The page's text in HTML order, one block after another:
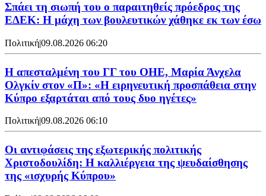
Σπάει τη σιωπή του ο παραιτηθείς πρόεδρος της
ΕΔΕΚ: Η μάχη των βουλευτικών χάθηκε εκ των έσω
Πολιτική|09.08.2026 06:20
Η απεσταλμένη του ΓΓ του ΟΗΕ, Μαρία Άνχελα
Ολγκίν στον «Π»: «Η ειρηνευτική προσπάθεια στην
Κύπρο εξαρτάται από τους δυο ηγέτες»
Πολιτική|09.08.2026 06:10
Οι αντιφάσεις της εξωτερικής πολιτικής
Χριστοδουλίδη: Η καλλιέργεια της ψευδαίσθησης
της «ισχυρής Κύπρου»